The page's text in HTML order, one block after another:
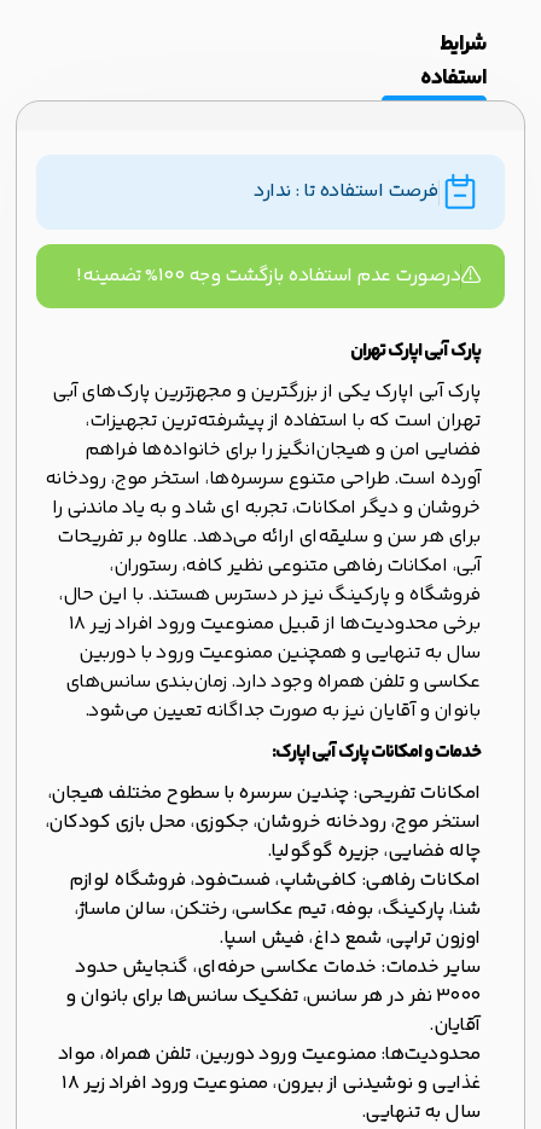
شرایط
استفاده
فرصت استفاده تا : ندارد
درصورت عدم استفاده بازگشت وجه ۱۰۰% تضمینه!
پارک آبی اپارک تهران
پارک آبی اپارک یکی از بزرگترین و مجهزترین پارک‌های آبی
تهران است که با استفاده از پیشرفته‌ترین تجهیزات،
فضایی امن و هیجان‌انگیز را برای خانواده‌ها فراهم
آورده است. طراحی متنوع سرسره‌ها، استخر موج، رودخانه
خروشان و دیگر امکانات، تجربه ای شاد و به یاد ماندنی را
برای هر سن و سلیقه‌ای ارائه می‌دهد. علاوه بر تفریحات
آبی، امکانات رفاهی متنوعی نظیر کافه، رستوران،
فروشگاه و پارکینگ نیز در دسترس هستند. با این حال،
برخی محدودیت‌ها از قبیل ممنوعیت ورود افراد زیر ۱۸
سال به تنهایی و همچنین ممنوعیت ورود با دوربین
عکاسی و تلفن همراه وجود دارد. زمان‌بندی سانس‌های
بانوان و آقایان نیز به صورت جداگانه تعیین می‌شود.
خدمات و امکانات پارک آبی اپارک:
امکانات تفریحی:چندین سرسره با سطوح مختلف هیجان،
استخر موج، رودخانه خروشان، جکوزی، محل بازی کودکان،
چاله فضایی، جزیره گوگولیا.
امکانات رفاهی: کافی‌شاپ، فست‌فود، فروشگاه لوازم
شنا، پارکینگ، بوفه، تیم عکاسی، رختکن، سالن ماساژ،
اوزون تراپی، شمع داغ، فیش اسپا.
سایر خدمات: خدمات عکاسی حرفه‌ای، گنجایش حدود
۳۰۰۰ نفر در هر سانس، تفکیک سانس‌ها برای بانوان و
آقایان.
محدودیت‌ها: ممنوعیت ورود دوربین، تلفن همراه، مواد
غذایی و نوشیدنی از بیرون، ممنوعیت ورود افراد زیر ۱۸
سال به تنهایی.